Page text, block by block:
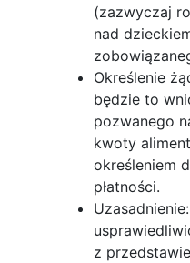
(zazwyczaj
nad
Określenie
będzie to
pozwanego
kwoty
określeniem
płatności.
z